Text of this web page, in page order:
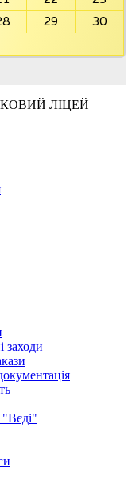
29
30
ЛІЦЕЙ
заходи
"Вєді"